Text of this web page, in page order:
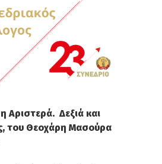
Αριστερά. Δεξιά και
του Θεοχάρη Μασούρα